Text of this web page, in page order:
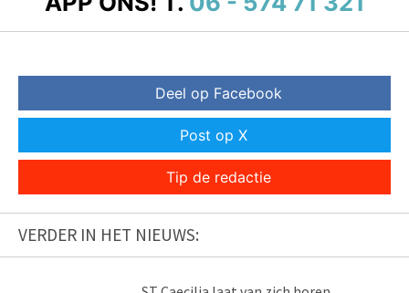
Deel op Facebook
Post op X
Tip de redactie
VERDER IN HET NIEUWS: